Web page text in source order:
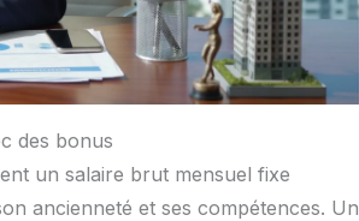
des bonus
un salaire brut mensuel fixe
ancienneté et ses compétences. Un